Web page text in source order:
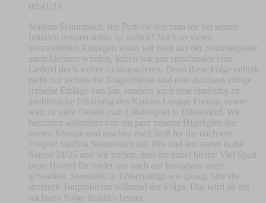
00:41:24
Stadion Stammtisch, der Podcast den man nie bei seinen
Initialen nennen sollte, ist zurück! Nach so vielen
verzweifelten Anfragen wann wir bloß aus der Sommerpause
zurückkehren würden, haben wir uns entschieden eure
Geduld doch weiter zu strapazieren. Denn diese Folge enthält
nicht nur technische Tonprobleme und eine durchaus cringe
lyrische Einlage von Ian, sondern auch eine eindeutig zu
ausführliche Erklärung des Nations League Format, sowie
weit zu viele Details zum Länderspiel in Düsseldorf. Wir
berichten außerdem von ein paar unserer Highlights der
letzten Monate und machen euch heiß für die nächsten
Folgen! Stadion Stammtisch mit Tim und Ian startet in die
Saison 24/25 und wir hoffen, dass ihr dabei bleibt! Viel Spaß
beim Hören! Ihr findet uns auch auf Instagram unter
@Stadion_Stammtisch. Entschuldigt wie gesagt bitte die
diversen Tonprobleme während der Folge. Das wird ab der
nächsten Folge deutlich besser.